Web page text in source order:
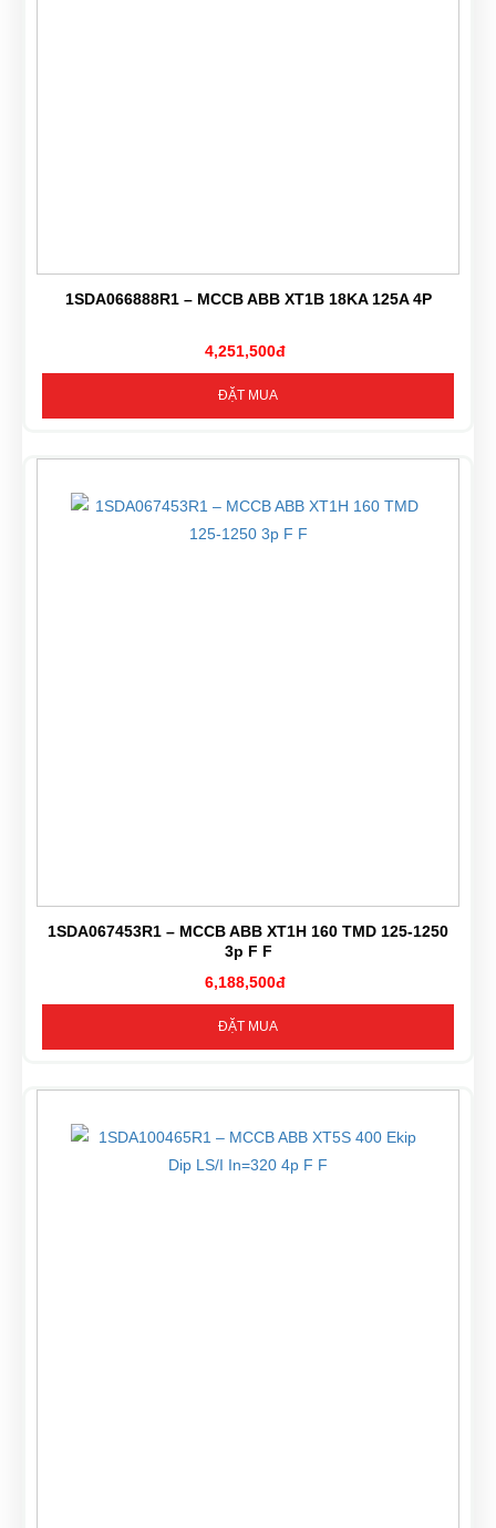
1SDA066888R1 – MCCB ABB XT1B 18KA 125A 4P
4,251,500đ
ĐẶT MUA
1SDA067453R1 – MCCB ABB XT1H 160 TMD 125-1250
3p F F
6,188,500đ
ĐẶT MUA